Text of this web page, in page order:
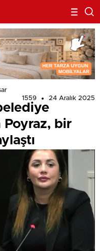
1559
24 Aralık 2025
Poyraz, bir